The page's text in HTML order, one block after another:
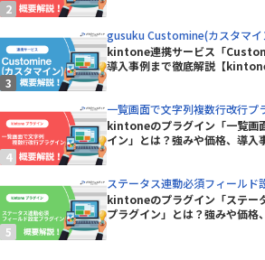
gusuku Customine(カスタマイ
kintone連携サービス「
導入事例まで徹底解説【
一覧画面で文字列複数行改行プ
kintoneのプラグイン「一覧画
イン」とは？強みや価格、導
ステータス連動必須フィールド
kintoneのプラグイン「ステー
プラグイン」とは？強みや価格